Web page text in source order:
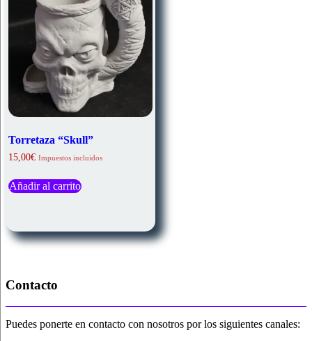
Torretaza “Skull”
15,00€ Impuestos incluidos
Añadir al carrito
Contacto
Puedes ponerte en contacto con nosotros por los siguientes canales: